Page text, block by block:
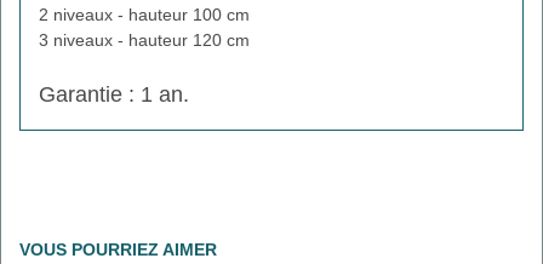
2 niveaux - hauteur 100 cm
3 niveaux - hauteur 120 cm
Garantie : 1 an.
VOUS POURRIEZ AIMER